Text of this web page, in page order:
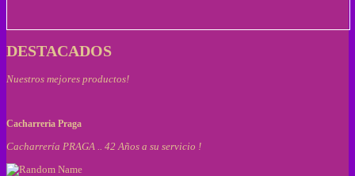
DESTACADOS
Nuestros mejores productos!
Cacharreria Praga
Cacharrería PRAGA .. 42 Años a su servicio !